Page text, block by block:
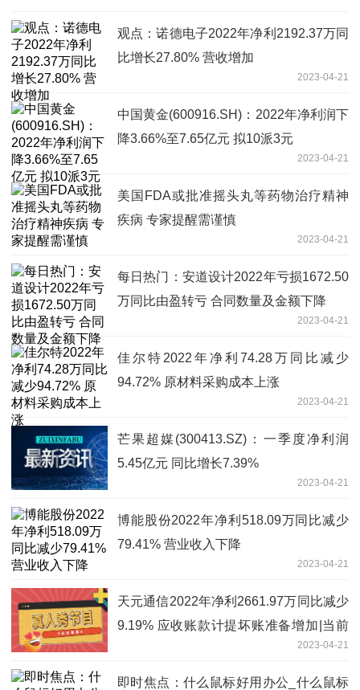
观点：诺德电子2022年净利2192.37万同
比增长27.80% 营收增加
2023-04-21
中国黄金(600916.SH)：2022年净利润下
降3.66%至7.65亿元 拟10派3元
2023-04-21
美国FDA或批准摇头丸等药物治疗精神
疾病 专家提醒需谨慎
2023-04-21
每日热门：安道设计2022年亏损1672.50
万同比由盈转亏 合同数量及金额下降
2023-04-21
佳尔特2022年净利74.28万同比减少
94.72% 原材料采购成本上涨
2023-04-21
芒果超媒(300413.SZ)：一季度净利润
5.45亿元 同比增长7.39%
2023-04-21
博能股份2022年净利518.09万同比减少
79.41% 营业收入下降
2023-04-21
天元通信2022年净利2661.97万同比减少
9.19% 应收账款计提坏账准备增加|当前
2023-04-21
即时焦点：什么鼠标好用办公_什么鼠标